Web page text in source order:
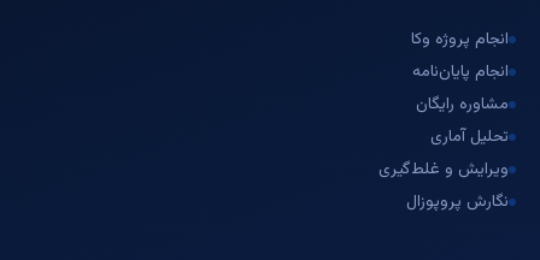
انجام پروژه وکا
انجام پایان‌نامه
مشاوره رایگان
تحلیل آماری
ویرایش و غلط‌گیری
نگارش پروپوزال